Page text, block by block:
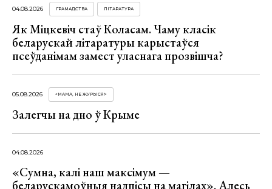
04.08.2026 ГРАМАДСТВА ЛІТАРАТУРА
Як Міцкевіч стаў Коласам. Чаму класік
беларускай літаратуры карыстаўся
псеўданімам замест уласнага прозвішча?
05.08.2026 «МАМА, НЕ ЖУРЫСЯ!»
Залегчы на дно ў Крыме
04.08.2026
«Сумна, калі наш максімум —
беларускамоўныя надпісы на магілах». Алесь